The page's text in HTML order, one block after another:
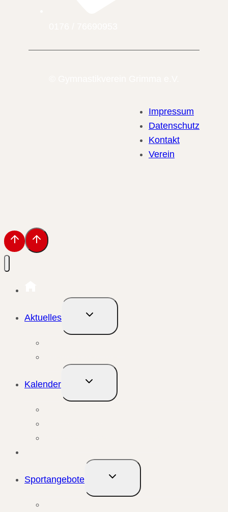
Impressum
Datenschutz
Kontakt
Verein
Aktuelles
Untermenü
umschalten
Kalender
Untermenü
umschalten
Sportangebote
Untermenü
umschalten